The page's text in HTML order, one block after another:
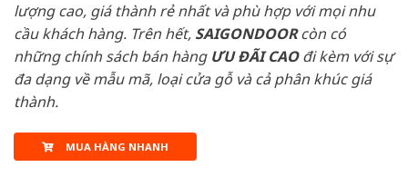
lượng cao, giá thành rẻ nhất và phù hợp với mọi nhu
cầu khách hàng. Trên hết, SAIGONDOORcòn có
những chính sách bán hàng ƯU ĐÃI CAOđi kèm với sự
đa dạng về mẫu mã, loại cửa gỗ và cả phân khúc giá
thành.
MUA HÀNG NHANH